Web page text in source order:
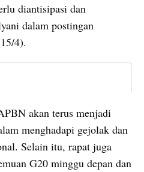
diantisipasi dan
dalam postingan
4).
akan terus menjadi
menghadapi gejolak dan
Selain itu, rapat juga
G20 minggu depan dan